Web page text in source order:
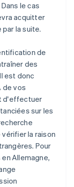
le cas
acquitter
la suite.
de
des
est donc
de vos
d'effectuer
sur les
la raison
Pour
Allemagne,